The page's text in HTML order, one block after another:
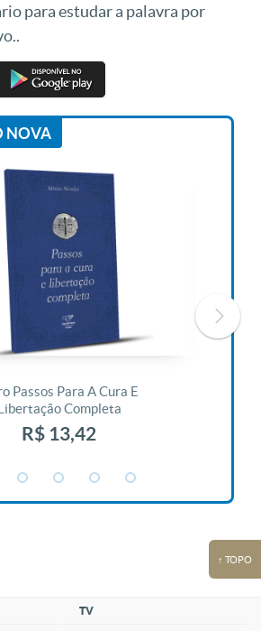
para estudar a palavra por
NOVA
Passos Para A Cura E
Completa
R$ 13,42
↑ TOPO
TV